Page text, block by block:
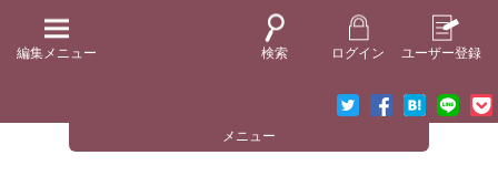
編集メニュー 検索 ログイン ユーザー登録
メニュー